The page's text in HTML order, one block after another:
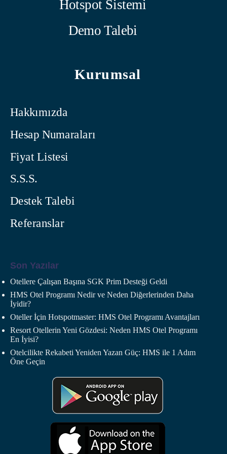
Hotspot Sistemi
Demo Talebi
Kurumsal
Hakkımızda
Hesap Numaraları
Fiyat Listesi
S.S.S.
Destek Talebi
Referanslar
Son Yazılar
Otellere Çalışan Başına SGK Prim Desteği Geldi
HMS Otel Programı Nedir ve Neden Diğerlerinden Daha
İyidir?
Oteller İçin Hotspotmaster: HMS Otel Programı Avantajları
Resort Otellerin Yeni Gözdesi: Neden HMS Otel Programı
En İyisi?
Otelcilikte Rekabeti Yeniden Yazan Güç: HMS ile 1 Adım
Öne Geçin